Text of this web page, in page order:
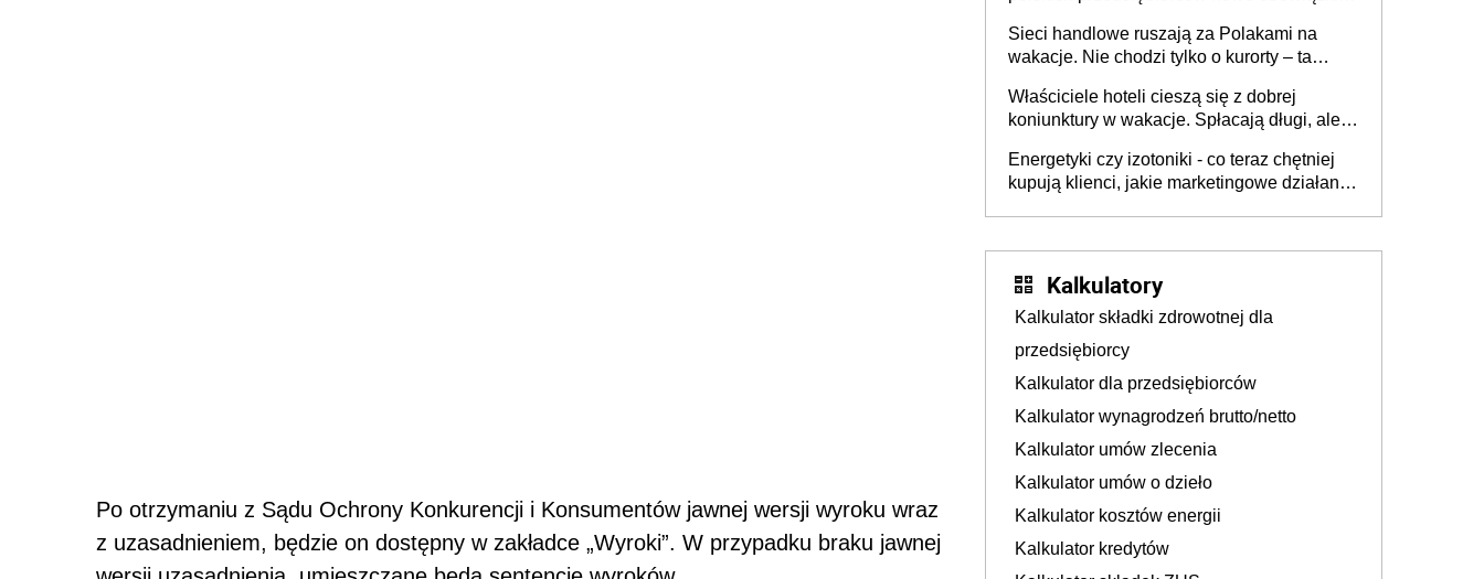
Po otrzymaniu z Sądu Ochrony Konkurencji i Konsumentów jawnej wersji wyroku wraz
z uzasadnieniem, będzie on dostępny w zakładce „Wyroki”. W przypadku braku jawnej
Sieci handlowe ruszają za Polakami na
wakacje. Nie chodzi tylko o kurorty – ta
tam, gdzie wielu spędzi urlop po cichu
Właściciele hoteli cieszą się z dobrej
koniunktury w wakacje. Spłacają długi, ale
Energetyki czy izotoniki - co teraz chętniej
kupują klienci, jakie marketingowe działania
Kalkulatory
Kalkulator składki zdrowotnej dla
przedsiębiorcy
Kalkulator dla przedsiębiorców
Kalkulator wynagrodzeń brutto/netto
Kalkulator umów zlecenia
Kalkulator umów o dzieło
Kalkulator kosztów energii
Kalkulator kredytów